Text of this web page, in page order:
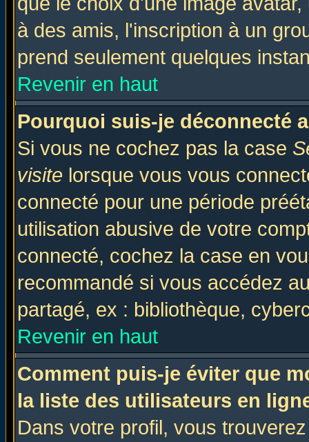
à des amis, l'inscription à un
prend seulement quelques
Revenir en haut
Pourquoi suis-je déconnecté
Si vous ne cochez pas la case
visite lorsque vous vous
connecté pour une période
utilisation abusive de votre
connecté, cochez la case en
recommandé si vous accédez
partagé, ex : bibliothèque,
Revenir en haut
Comment puis-je éviter que
la liste des utilisateurs en
Dans votre profil, vous